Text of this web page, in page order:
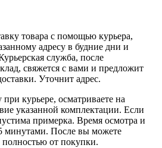
товара с помощью курьера,
адресу в будние дни и
служба, после
свяжется с вами и предложит
Уточнит адрес.
курьере, осматриваете на
указанной комплектации. Если
примерка. Время осмотра и
минутами. После вы можете
полностью от покупки.